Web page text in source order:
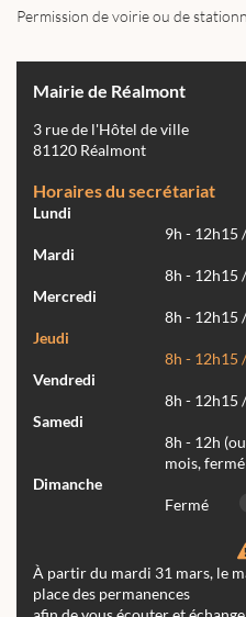
Permission de voirie ou de
Mairie de Réalmont
3 rue de l'Hôtel de ville
81120 Réalmont
Horaires du secrétariat
Lundi
9h - 12h15
Mardi
8h - 12h15
Mercredi
8h - 12h15
Jeudi
8h - 12h15
Vendredi
8h - 12h15
Samedi
8h - 12h
mois,
Dimanche
Fermé
À partir du mardi 31 mars, le
place des permanences